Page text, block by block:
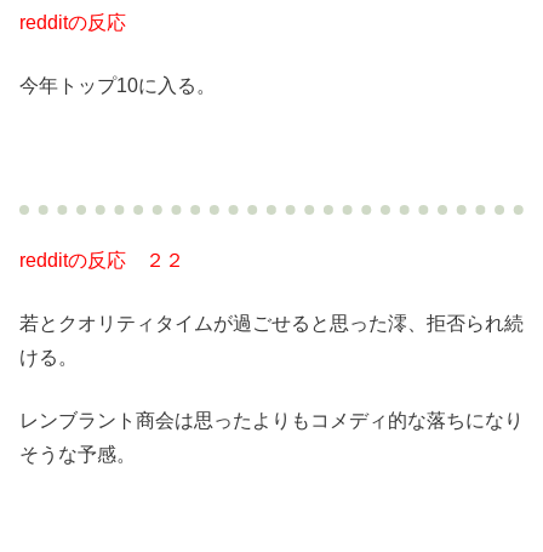
redditの反応
今年トップ10に入る。
redditの反応 ２２
若とクオリティタイムが過ごせると思った澪、拒否られ続
ける。
レンブラント商会は思ったよりもコメディ的な落ちになり
そうな予感。